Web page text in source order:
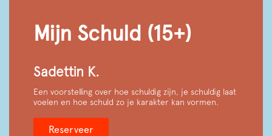
Mijn Schuld (15+)
Sadettin K.
Een voorstelling over hoe schuldig zijn, je schuldig laat
voelen en hoe schuld zo je karakter kan vormen.
Reserveer